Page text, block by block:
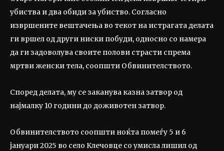
убиства и два обиди за убиство. Согласно
извршените вештачења во текот на истрагата делата
ги вршел од други ниски побуди, односно со намера
да ги задоволува своите полови страсти спрема
мртви женски тела, соопшти Обвинителството.
Според делата, му се заканува казна затвор од
најмалку 10 години до доживотен затвор.
Обвинителството соопшти ноќта помеѓу 5 и 6
јануари 2025 во село Клечовце со умисла лишил од